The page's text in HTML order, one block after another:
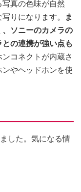
真の色味が自然
りになります。
ま
ソニーのカメラの
の連携が強い点も
コネクトが内蔵さ
やヘッドホンを使
した。気になる情